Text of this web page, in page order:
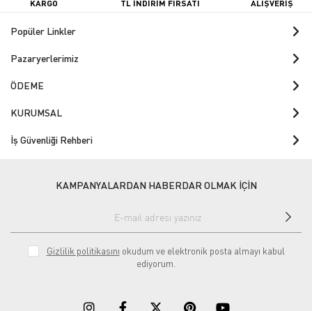
KARGO
TL İNDİRİM FIRSATI
ALIŞVERİŞ
Popüler Linkler
Pazaryerlerimiz
ÖDEME
KURUMSAL
İş Güvenliği Rehberi
KAMPANYALARDAN HABERDAR OLMAK İÇİN
Gizlilik politikasını okudum ve elektronik posta almayı kabul
ediyorum.